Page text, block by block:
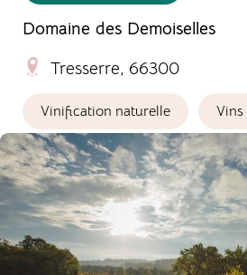
Domaine des Demoiselles
Tresserre, 66300
Vinification naturelle Vins
Château d'Arton